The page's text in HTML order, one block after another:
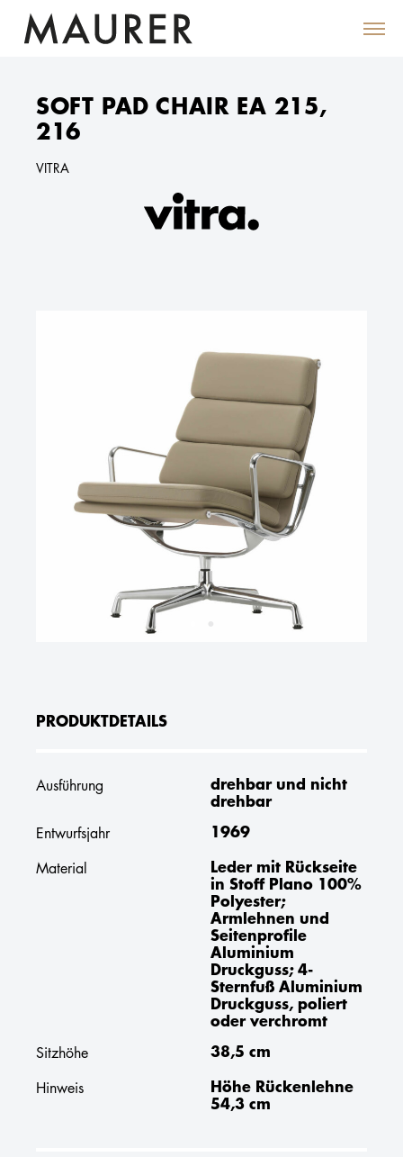
SOFT PAD CHAIR EA 215,
216
VITRA
PRODUKTDETAILS
Ausführung
drehbar und nicht
drehbar
Entwurfsjahr 1969
Material
Leder mit Rückseite
in Stoff Plano 100%
Polyester;
Armlehnen und
Seitenprofile
Aluminium
Druckguss; 4-
Sternfuß Aluminium
Druckguss, poliert
oder verchromt
Sitzhöhe 38,5 cm
Hinweis
Höhe Rückenlehne
54,3 cm